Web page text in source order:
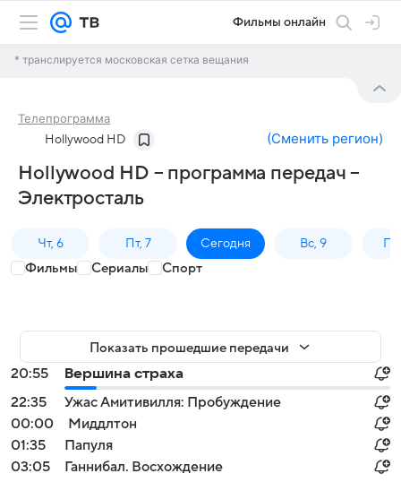
Фильмы онлайн
* транслируется московская сетка вещания
Телепрограмма
Hollywood HD (Сменить регион)
Hollywood HD – программа передач –
Электросталь
Чт, 6 Пт, 7 Сегодня Вс, 9
Фильмы Сериалы Спорт
Показать прошедшие передачи
20:55
Вершина страха
22:35
Ужас Амитивилля: Пробуждение
00:00
Миддлтон
01:35
Папуля
03:05
Ганнибал. Восхождение